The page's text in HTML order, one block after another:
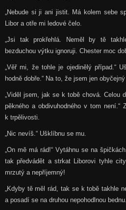
„Nebude si ji ani jistit. Má kolem sebe
Libor a otře mi ledové čelo.
„Jsi tak prokřehlá. Neměl by tě
bezduchou výtku ignoruji. Chester moc
„Věř mi, že tohle je ojedinělý případ.“
hodně dobře.“ Na to, že jsem jen
„Viděl jsem, jak se k tobě chová. Celou
pěkného a obdivuhodného v tom
k trpělivosti.
„Nic nevíš.“ Ušklíbnu se mu.
„On mě má rád!“ Vytáhnu se na
tak předvádět a strkat Liborovi tyhle
mrzutý a nepříjemný!
„Kdyby tě měl rád, tak se k tobě takhle
a posadí se na druhou nepohodlnou bednu.